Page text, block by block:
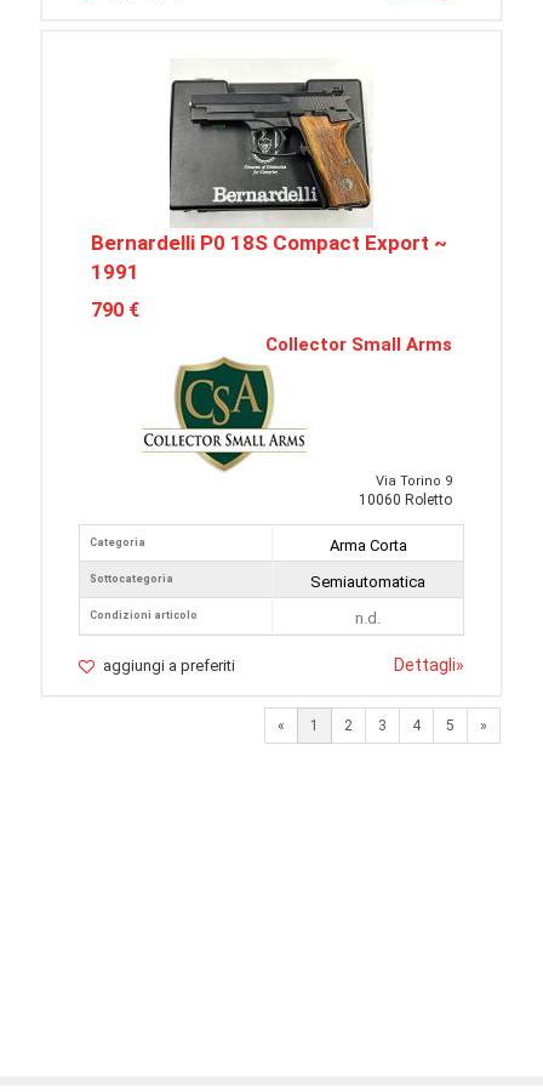
Bernardelli P0 18S Compact Export ~
1991
790 €
Collector Small Arms
Via Torino 9
10060 Roletto
Categoria
Sottocategoria
Condizioni articolo
Arma Corta
Semiautomatica
n.d.
aggiungi a preferiti Dettagli»
« 1 2 3 4 5 »